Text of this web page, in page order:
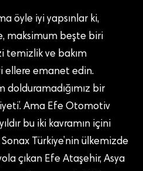
öyle iyi yapsınlar ki,
maksimum beşte biri
temizlik ve bakım
ellere emanet edin.
bir
Ama Efe Otomotiv
bu iki kavramın içini
Türkiye’nin ülkemizde
çıkan Efe Ataşehir, Asya